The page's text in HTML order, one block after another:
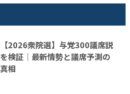
【2026衆院選】与党300議席説
を検証｜最新情勢と議席予測の
真相